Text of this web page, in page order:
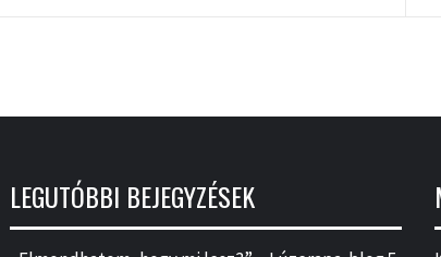
LEGUTÓBBI BEJEGYZÉSEK